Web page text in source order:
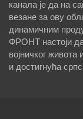
канала је да на
везане за ову
динамичним
ФРОНТ настоји
војничког
и достигнућа